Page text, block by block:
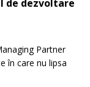
de dezvoltare
Partner
în care nu lipsa